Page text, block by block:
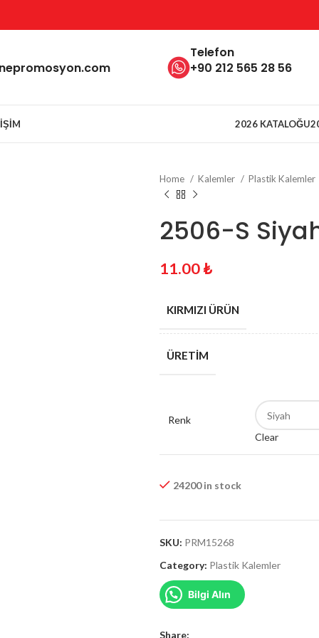
Telefon
+90 212 565 28 56
2026 KATALOĞU
Home Kalemler Plastik Kalemler
2506-S
11.00₺
KIRMIZI ÜRÜN
ÜRETIM
Renk
Clear
24200 in stock
SKU: PRM15268
Category: Plastik Kalemler
Bilgi Alın
Share: